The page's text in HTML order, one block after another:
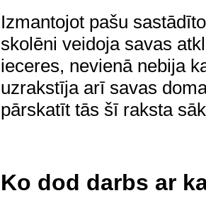
Izmantojot pašu
skolēni veidoja savas
ieceres, nevienā nebija
uzrakstīja arī savas
pārskatīt tās šī raksta
Ko dod darbs ar